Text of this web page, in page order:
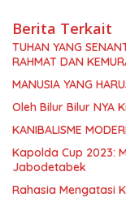
Berita Terkait
TUHAN YANG
RAHMAT DAN
MANUSIA YANG
Oleh Bilur Bilur NYA
KANIBALISME
Kapolda Cup 2023:
Jabodetabek
Rahasia Mengatasi